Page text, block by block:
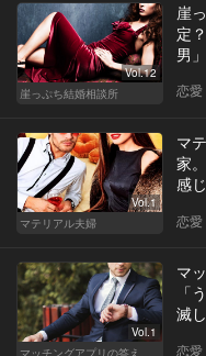
Vol.12
崖っぷち結婚相談所
崖
定
男
恋愛
Vol.1
マテリアル夫婦
マ
家
感
恋愛
Vol.1
マ
「
滅
恋愛